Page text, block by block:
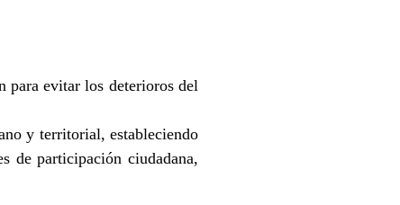
para evitar los deterioros del
y territorial, estableciendo
de participación ciudadana,